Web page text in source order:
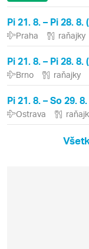
Pi 21. 8. – Pi 28. 8.
Praha raňajky
Pi 21. 8. – Pi 28. 8.
Brno raňajky
Pi 21. 8. – So 29.
Ostrava